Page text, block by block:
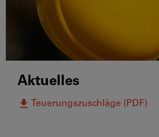
Aktuelles
Teuerungszuschläge (PDF)